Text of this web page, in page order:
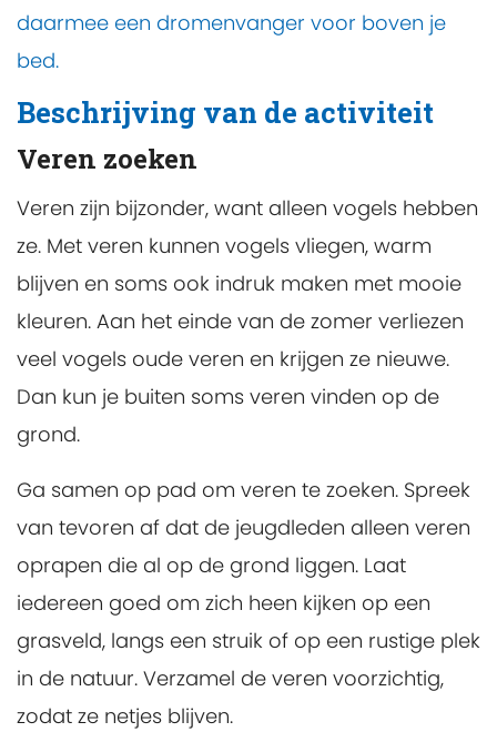
daarmee een dromenvanger voor boven je
bed.
Beschrijving van de activiteit
Veren zoeken
Veren zijn bijzonder, want alleen vogels hebben
ze. Met veren kunnen vogels vliegen, warm
blijven en soms ook indruk maken met mooie
kleuren. Aan het einde van de zomer verliezen
veel vogels oude veren en krijgen ze nieuwe.
Dan kun je buiten soms veren vinden op de
grond.
Ga samen op pad om veren te zoeken. Spreek
van tevoren af dat de jeugdleden alleen veren
oprapen die al op de grond liggen. Laat
iedereen goed om zich heen kijken op een
grasveld, langs een struik of op een rustige plek
in de natuur. Verzamel de veren voorzichtig,
zodat ze netjes blijven.